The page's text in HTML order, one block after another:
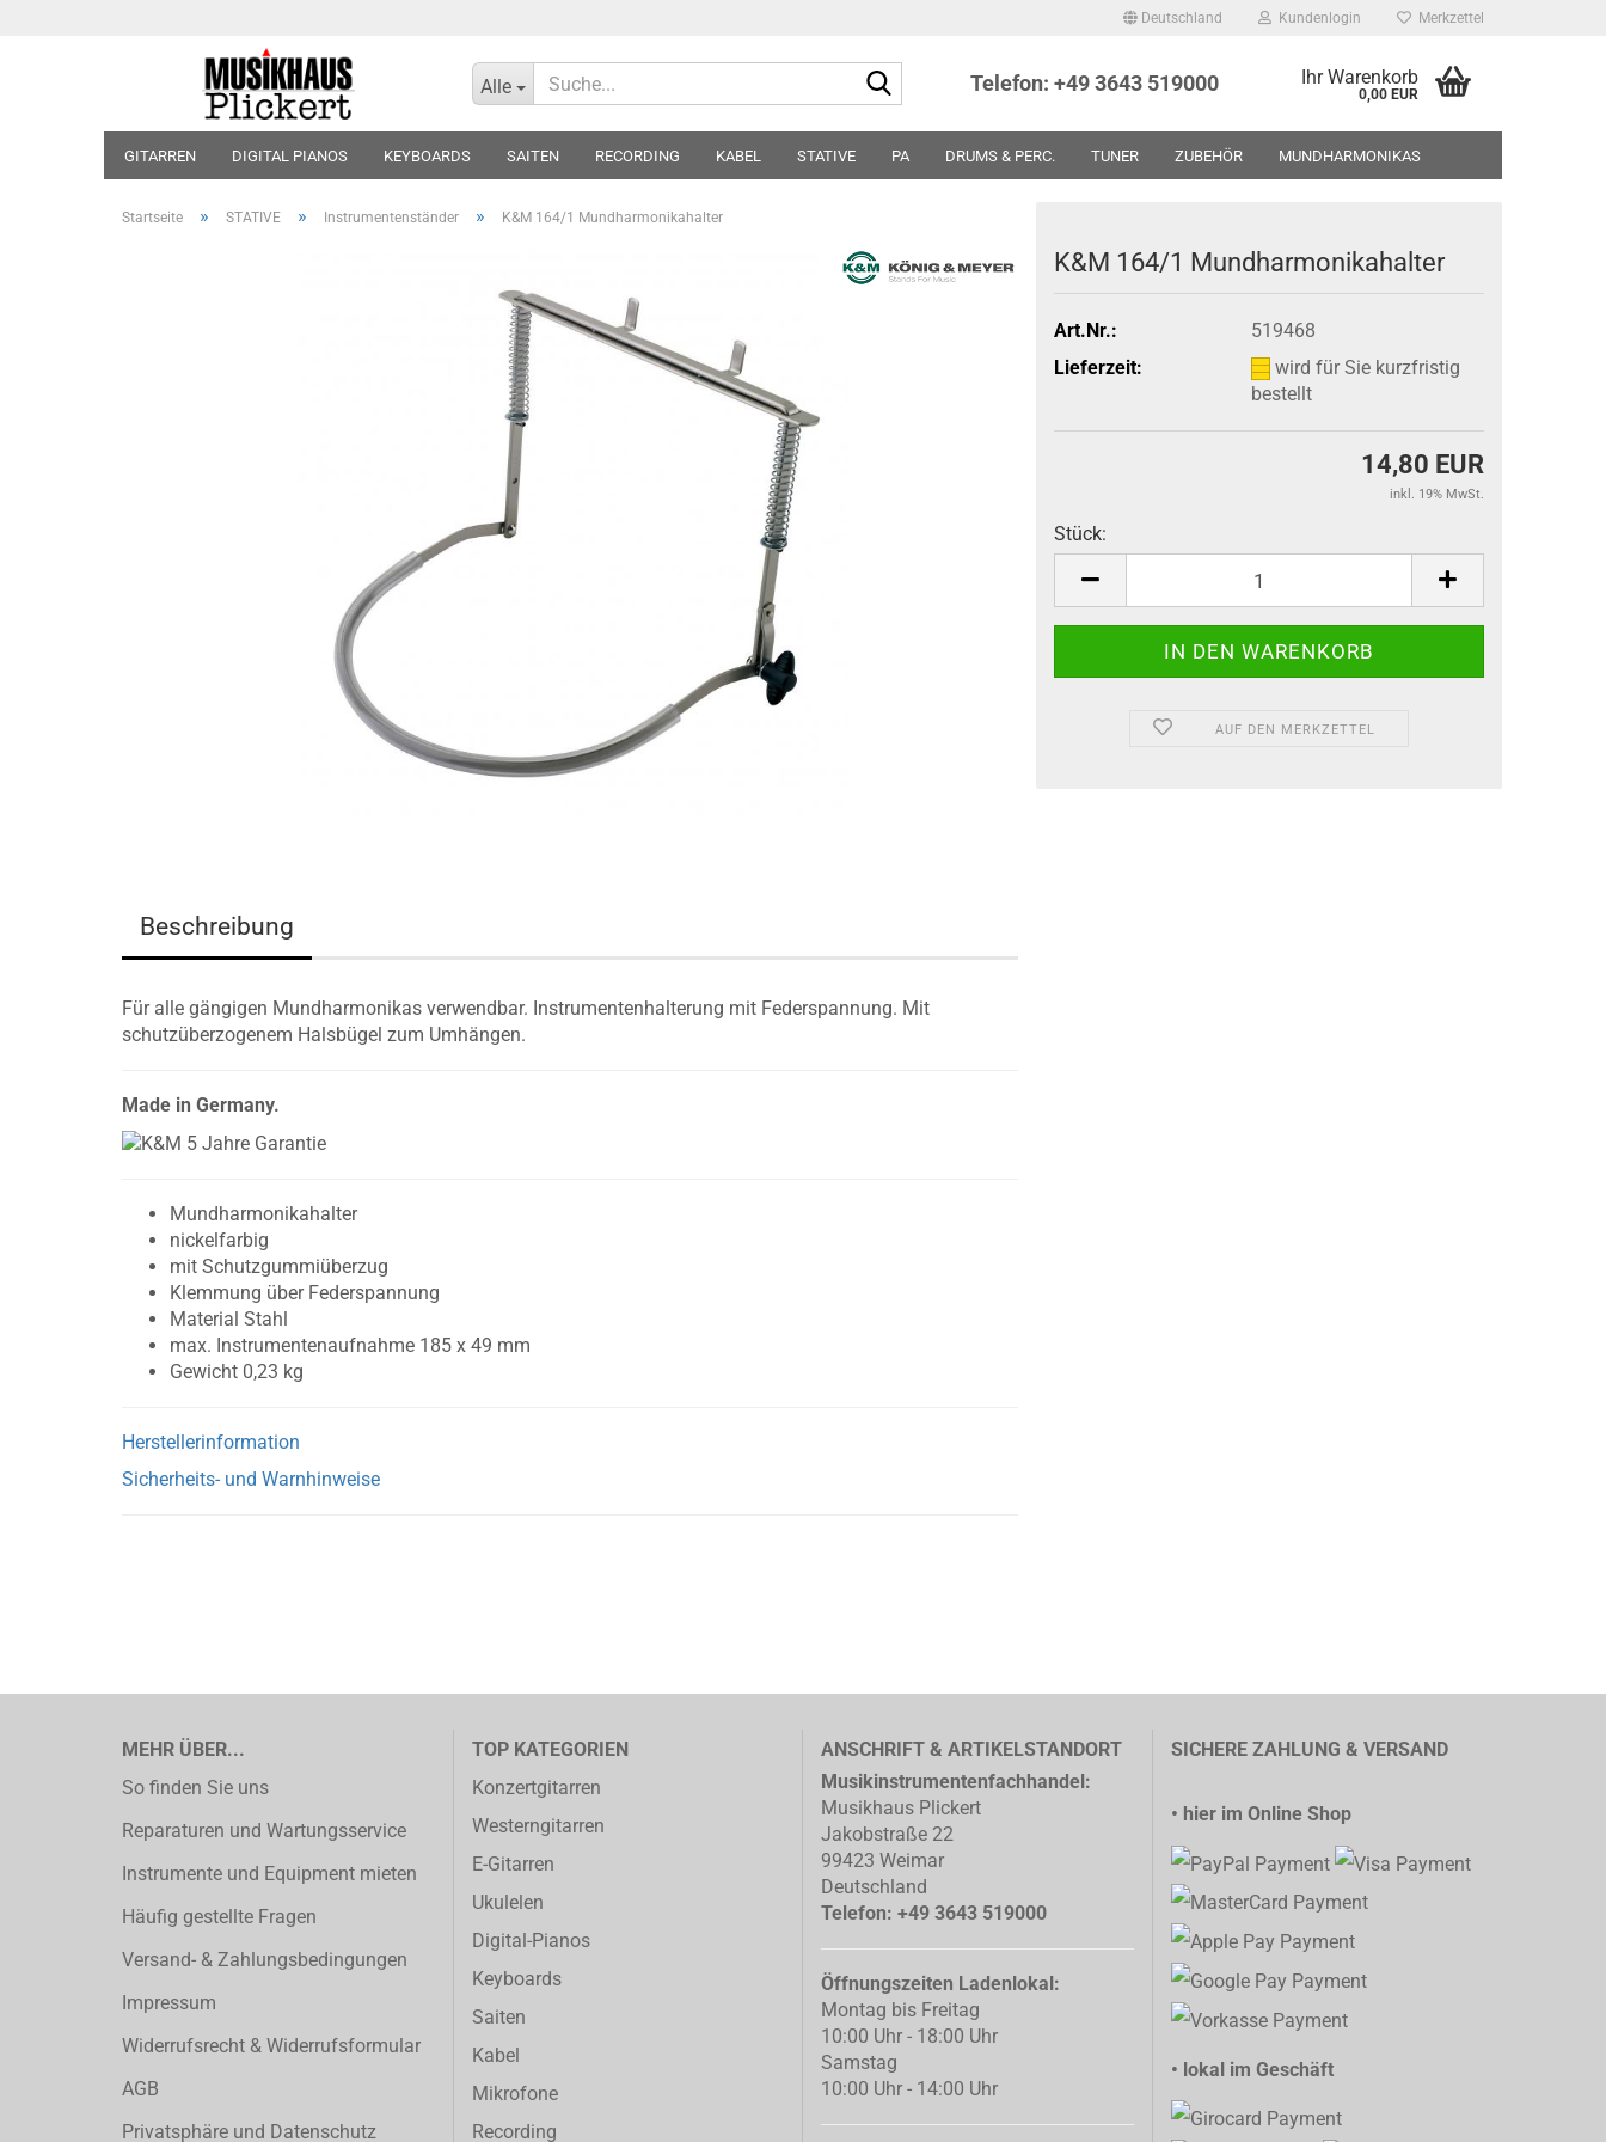
Deutschland Kundenlogin Merkzettel
Alle Telefon: +49 3643 519000 Ihr Warenkorb
0,00 EUR
GITARREN DIGITAL PIANOS KEYBOARDS SAITEN RECORDING KABEL STATIVE PA DRUMS & PERC. TUNER ZUBEHÖR MUNDHARMONIKAS
Startseite » STATIVE » Instrumentenständer » K&M 164/1 Mundharmonikahalter
K&M 164/1 Mundharmonikahalter
Art.Nr.:
519468
Lieferzeit:
wird für Sie kurzfristig
bestellt
14,80 EUR
inkl. 19% MwSt.
Stück:
Stück
AUF DEN MERKZETTEL
Beschreibung
Für alle gängigen Mundharmonikas verwendbar. Instrumentenhalterung mit Federspannung. Mit
schutzüberzogenem Halsbügel zum Umhängen.
Made in Germany.
Mundharmonikahalter
nickelfarbig
mit Schutzgummiüberzug
Klemmung über Federspannung
Material Stahl
max. Instrumentenaufnahme 185 x 49 mm
Gewicht 0,23 kg
Herstellerinformation
Sicherheits- und Warnhinweise
MEHR ÜBER...
So finden Sie uns
Reparaturen und Wartungsservice
Instrumente und Equipment mieten
Häufig gestellte Fragen
Versand- & Zahlungsbedingungen
Impressum
Widerrufsrecht & Widerrufsformular
AGB
Privatsphäre und Datenschutz
TOP KATEGORIEN
Konzertgitarren
Westerngitarren
E-Gitarren
Ukulelen
Digital-Pianos
Keyboards
Saiten
Kabel
Mikrofone
Recording
ANSCHRIFT & ARTIKELSTANDORT
Musikinstrumentenfachhandel:
Musikhaus Plickert
Jakobstraße 22
99423 Weimar
Deutschland
Telefon: +49 3643 519000
Öffnungszeiten Ladenlokal:
Montag bis Freitag
10:00 Uhr - 18:00 Uhr
Samstag
10:00 Uhr - 14:00 Uhr
SICHERE ZAHLUNG & VERSAND
• hier im Online Shop
• lokal im Geschäft